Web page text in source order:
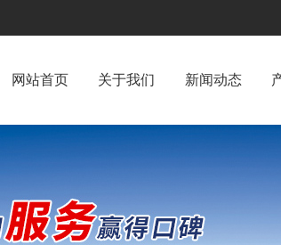
网站首页 关于我们 新闻动态